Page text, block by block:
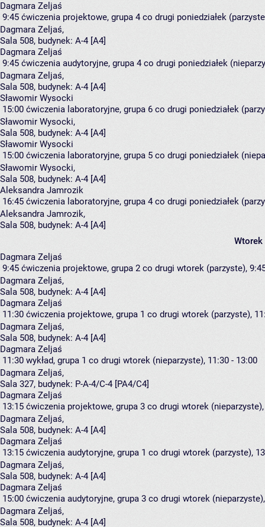
Dagmara Zeljaś
9:45 ćwiczenia projektowe, grupa 4 co drugi poniedziałek
Dagmara Zeljaś,
Sala 508, budynek: A-4 [A4]
Dagmara Zeljaś
9:45 ćwiczenia audytoryjne, grupa 4 co drugi poniedziałek
Dagmara Zeljaś,
Sala 508, budynek: A-4 [A4]
Sławomir Wysocki
15:00 ćwiczenia laboratoryjne, grupa 6 co drugi poniedziałek
Sławomir Wysocki,
Sala 508, budynek: A-4 [A4]
Sławomir Wysocki
15:00 ćwiczenia laboratoryjne, grupa 5 co drugi poniedziałek
Sławomir Wysocki,
Sala 508, budynek: A-4 [A4]
Aleksandra Jamrozik
16:45 ćwiczenia laboratoryjne, grupa 4 co drugi poniedziałek
Aleksandra Jamrozik,
Sala 508, budynek: A-4 [A4]
Wtorek
Dagmara Zeljaś
9:45 ćwiczenia projektowe, grupa 2 co drugi wtorek (parzyste),
Dagmara Zeljaś,
Sala 508, budynek: A-4 [A4]
Dagmara Zeljaś
11:30 ćwiczenia projektowe, grupa 1 co drugi wtorek (parzyste),
Dagmara Zeljaś,
Sala 508, budynek: A-4 [A4]
Dagmara Zeljaś
11:30 wykład, grupa 1 co drugi wtorek (nieparzyste), 11:30 - 13:00
Dagmara Zeljaś,
Sala 327, budynek: P-A-4/C-4 [PA4/C4]
Dagmara Zeljaś
13:15 ćwiczenia projektowe, grupa 3 co drugi wtorek (nieparzyste),
Dagmara Zeljaś,
Sala 508, budynek: A-4 [A4]
Dagmara Zeljaś
13:15 ćwiczenia audytoryjne, grupa 1 co drugi wtorek (parzyste),
Dagmara Zeljaś,
Sala 508, budynek: A-4 [A4]
Dagmara Zeljaś
15:00 ćwiczenia audytoryjne, grupa 3 co drugi wtorek
Dagmara Zeljaś,
Sala 508, budynek: A-4 [A4]